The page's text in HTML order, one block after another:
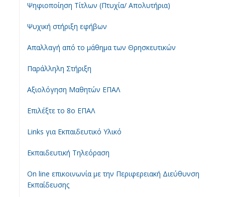
Ψηφιοποίηση Τίτλων (Πτυχία/ Απολυτήρια)
Ψυχική στήριξη εφήβων
Απαλλαγή από το μάθημα των Θρησκευτικών
Παράλληλη Στήριξη
Αξιολόγηση Μαθητών ΕΠΑΛ
Επιλέξτε το 8ο ΕΠΑΛ
Links για Εκπαιδευτικό Υλικό
Εκπαιδευτική Τηλεόραση
On line επικοινωνία με την Περιφερειακή Διεύθυνση
Εκπαίδευσης